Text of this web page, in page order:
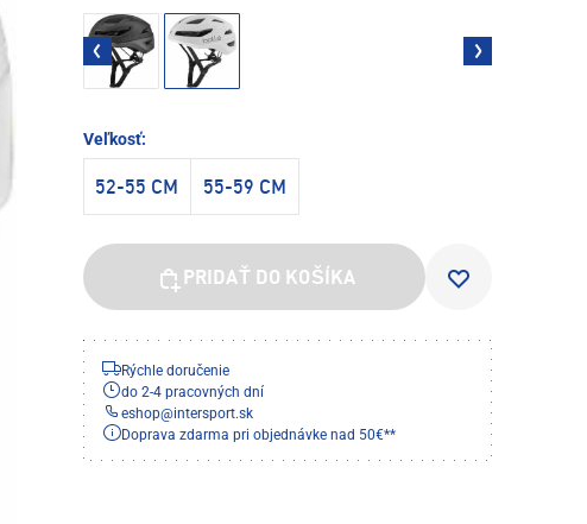
Veľkosť:
52-55 CM 55-59 CM
PRIDAŤ DO KOŠÍKA
Rýchle doručenie
do 2-4 pracovných dní
eshop@intersport.sk
Doprava zdarma pri objednávke nad 50€**